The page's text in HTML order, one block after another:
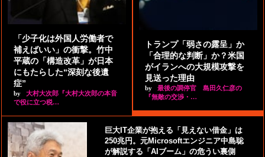
「少子化は外国人労働者で
補えばいい」の衝撃。竹中
平蔵の「構造改革」が日本
にもたらした“深刻な後遺
症”
by
大村大次郎『大村大次郎の本音
で役に立つ税…
トランプ「弱さの露呈」か
「合理的な判断」か？米国
がイランへの大規模攻撃を
見送った理由
by
最後の調停官 島田久仁彦の
『無敵の交渉・…
巨大IT企業が抱える「見えない借金」は
250兆円。元Microsoftエンジニア中島聡
が解説する「AIブーム」の危うい裏側